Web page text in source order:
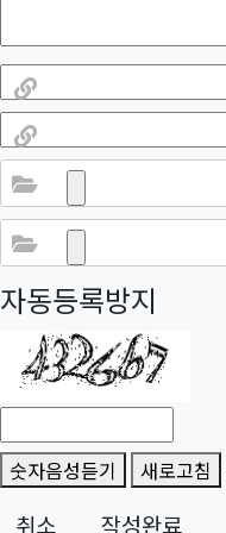
링크 #1
링크 #2
파일 #1
파일 #2
자동등록방지
숫자음성듣기 새로고침
취소 작성완료